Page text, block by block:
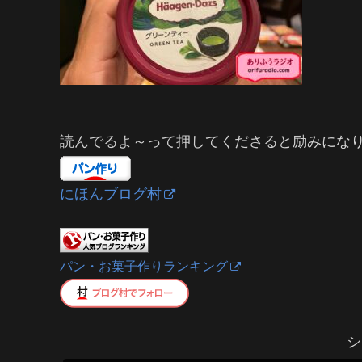
読んでるよ～って押してくださると励みにな
にほんブログ村
パン・お菓子作りランキング